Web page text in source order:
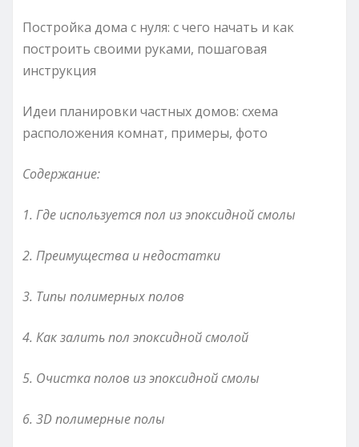
Постройка дома с нуля: с чего начать и как
построить своими руками, пошаговая
инструкция
Идеи планировки частных домов: схема
расположения комнат, примеры, фото
Содержание:
1. Где используется пол из эпоксидной смолы
2. Преимущества и недостатки
3. Типы полимерных полов
4. Как залить пол эпоксидной смолой
5. Очистка полов из эпоксидной смолы
6. 3D полимерные полы